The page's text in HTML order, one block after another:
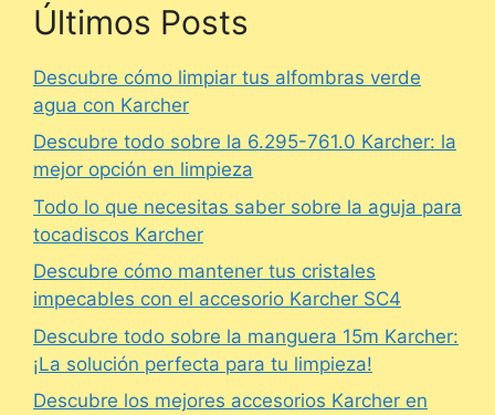
Últimos Posts
Descubre cómo limpiar tus alfombras verde
agua con Karcher
Descubre todo sobre la 6.295-761.0 Karcher: la
mejor opción en limpieza
Todo lo que necesitas saber sobre la aguja para
tocadiscos Karcher
Descubre cómo mantener tus cristales
impecables con el accesorio Karcher SC4
Descubre todo sobre la manguera 15m Karcher:
¡La solución perfecta para tu limpieza!
Descubre los mejores accesorios Karcher en